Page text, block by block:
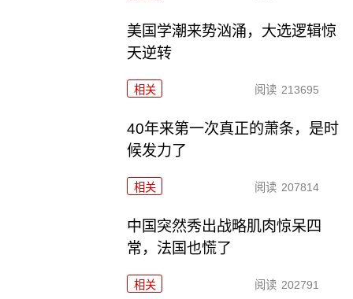
美国学潮来势汹涌，大选逻辑惊
天逆转
相关 阅读 213695
40年来第一次真正的萧条，是时
候发力了
相关 阅读 207814
中国突然秀出战略肌肉惊呆四
常，法国也慌了
相关 阅读 202791